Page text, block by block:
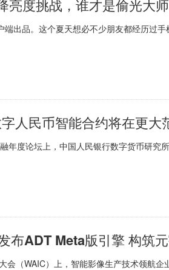
端出品。这个夏天想必不少朋友都经历过手
年度论坛上，中国人民银行数字货币研究
会（WAIC）上，智能影像生产技术领航企